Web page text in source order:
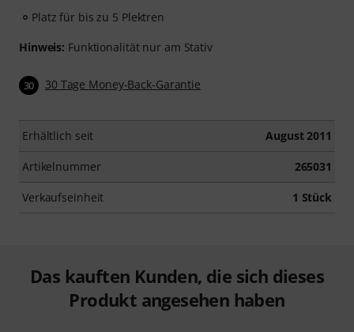
Platz für bis zu 5 Plektren
Hinweis: Funktionalität nur am Stativ
30 30 Tage Money-Back-Garantie
Erhältlich seit August 2011
Artikelnummer 265031
Verkaufseinheit 1 Stück
Das kauften Kunden, die sich dieses
Produkt angesehen haben